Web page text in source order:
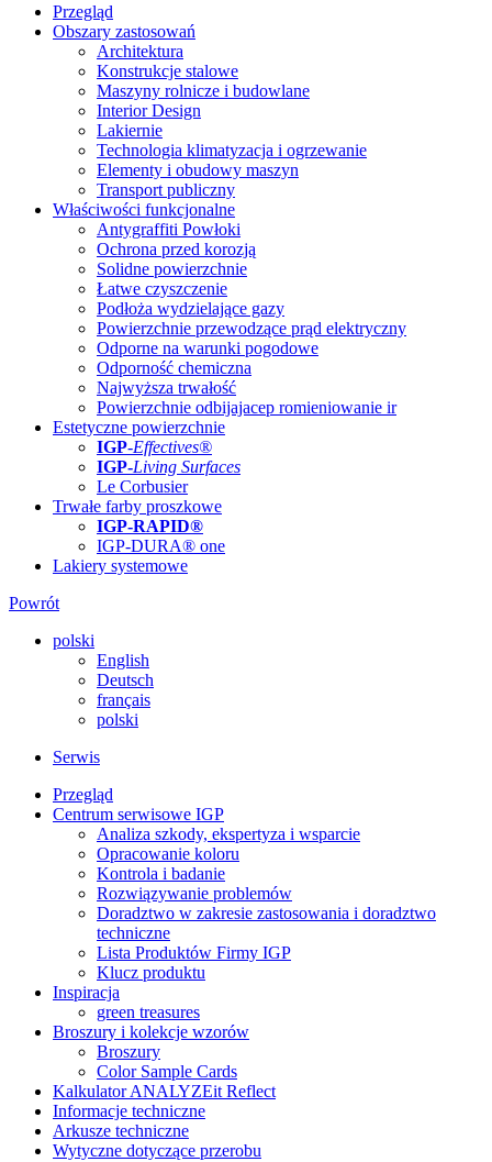
Przegląd
Obszary zastosowań
Architektura
Konstrukcje stalowe
Maszyny rolnicze i budowlane
Interior Design
Lakiernie
Technologia klimatyzacja i ogrzewanie
Elementy i obudowy maszyn
Transport publiczny
Właściwości funkcjonalne
Antygraffiti Powłoki
Ochrona przed korozją
Solidne powierzchnie
Łatwe czyszczenie
Podłoża wydzielające gazy
Powierzchnie przewodzące prąd elektryczny
Odporne na warunki pogodowe
Odporność chemiczna
Najwyższa trwałość
Powierzchnie odbijajacep romieniowanie ir
Estetyczne powierzchnie
IGP-Effectives®
IGP-Living Surfaces
Le Corbusier
Trwałe farby proszkowe
IGP-RAPID®
IGP-DURA® one
Lakiery systemowe
Powrót
polski
English
Deutsch
français
polski
Serwis
Przegląd
Centrum serwisowe IGP
Analiza szkody, ekspertyza i wsparcie
Opracowanie koloru
Kontrola i badanie
Rozwiązywanie problemów
Doradztwo w zakresie zastosowania i doradztwo
techniczne
Lista Produktów Firmy IGP
Klucz produktu
Inspiracja
green treasures
Broszury i kolekcje wzorów
Broszury
Color Sample Cards
Kalkulator ANALYZEit Reflect
Informacje techniczne
Arkusze techniczne
Wytyczne dotyczące przerobu